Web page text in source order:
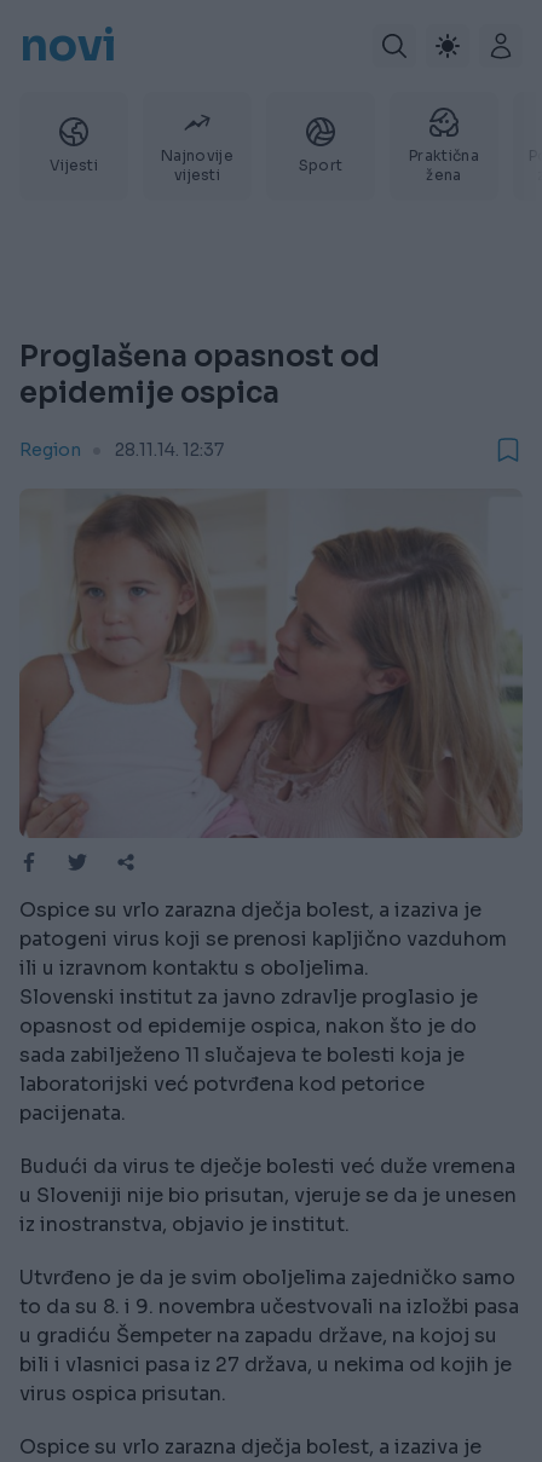
novi
Vijesti
Najnovije
vijesti
Sport
Praktična
žena
Proglašena opasnost od
epidemije ospica
Region 28.11.14. 12:37
Ospice su vrlo zarazna dječja bolest, a izaziva je
patogeni virus koji se prenosi kapljično vazduhom
ili u izravnom kontaktu s oboljelima.
Slovenski institut za javno zdravlje proglasio je
opasnost od epidemije ospica, nakon što je do
sada zabilježeno 11 slučajeva te bolesti koja je
laboratorijski već potvrđena kod petorice
pacijenata.
Budući da virus te dječje bolesti već duže vremena
u Sloveniji nije bio prisutan, vjeruje se da je unesen
iz inostranstva, objavio je institut.
Utvrđeno je da je svim oboljelima zajedničko samo
to da su 8. i 9. novembra učestvovali na izložbi pasa
u gradiću Šempeter na zapadu države, na kojoj su
bili i vlasnici pasa iz 27 država, u nekima od kojih je
virus ospica prisutan.
Ospice su vrlo zarazna dječja bolest, a izaziva je